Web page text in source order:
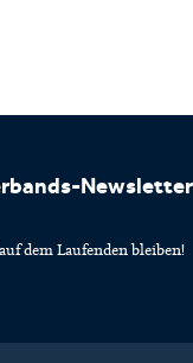
Newsletter
dem Laufenden bleiben!